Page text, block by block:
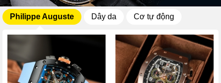
Philippe Auguste Dây da Cơ tự động